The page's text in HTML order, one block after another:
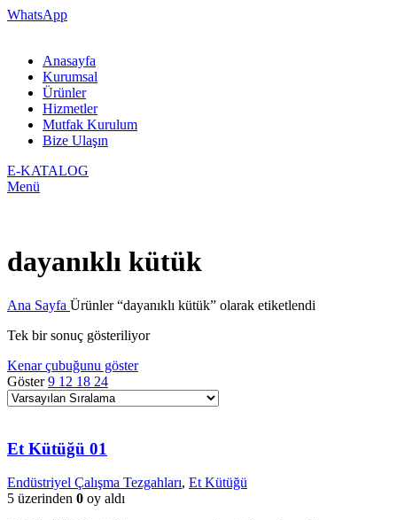
WhatsApp
Anasayfa
Kurumsal
Ürünler
Hizmetler
Mutfak Kurulum
Bize Ulaşın
E-KATALOG
Menü
dayanıklı kütük
Ana Sayfa Ürünler “dayanıklı kütük” olarak etiketlendi
Tek bir sonuç gösteriliyor
Kenar çubuğunu göster
Göster9 12 18 24
Et Kütüğü 01
Endüstriyel Çalışma Tezgahları, Et Kütüğü
5 üzerinden 0 oy aldı